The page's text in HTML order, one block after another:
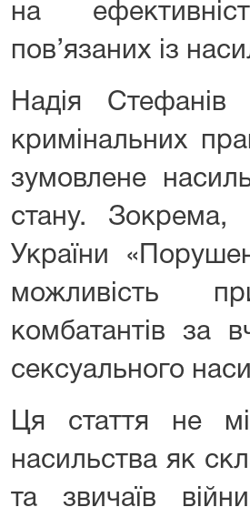
на
пов’язаних із
Надія
кримінальних
зумовлене
стану.
України
можливість
комбатантів за
сексуального
Ця стаття не
насильства як
та звичаїв